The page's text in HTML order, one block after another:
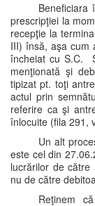
Beneficiara
prescripţiei la
recepţie la
III) însă, aşa cum
încheiat cu S.C.
menţionată şi
tipizat pt. toţi
actul prin
referire ca şi
înlocuite (fila 291,
Un alt
este cel din
lucrărilor de
nu de către
Reţinem